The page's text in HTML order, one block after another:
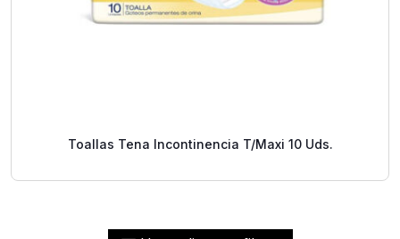
Toallas Tena Incontinencia T/Maxi 10 Uds.